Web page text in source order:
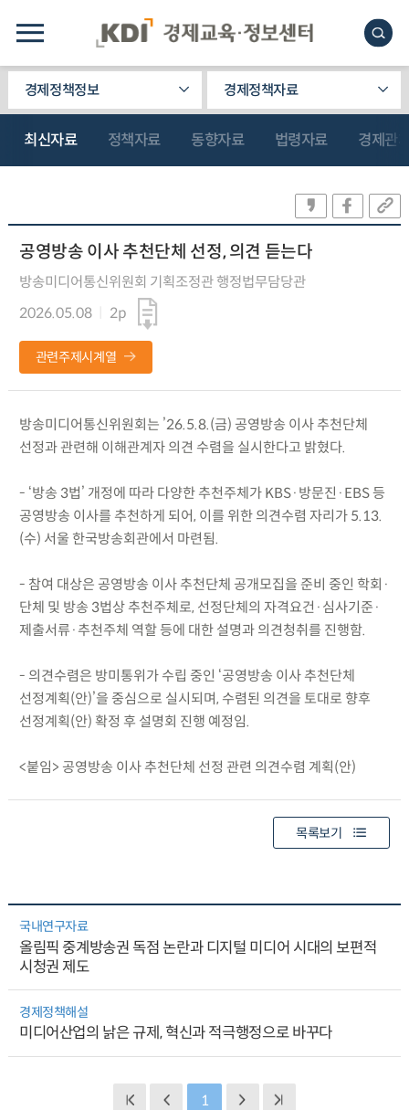
경제정책정보 경제정책자료
최신자료 정책자료 동향자료 법령자료 경제관
공영방송 이사 추천단체 선정, 의견 듣는다
방송미디어통신위원회 기획조정관 행정법무담당관
2026.05.08
2p
관련주제시계열
방송미디어통신위원회는 ’26.5.8.(금) 공영방송 이사 추천단체
선정과 관련해 이해관계자 의견 수렴을 실시한다고 밝혔다.
- ‘방송 3법’ 개정에 따라 다양한 추천주체가 KBS·방문진·EBS 등
공영방송 이사를 추천하게 되어, 이를 위한 의견수렴 자리가 5.13.
(수) 서울 한국방송회관에서 마련됨.
- 참여 대상은 공영방송 이사 추천단체 공개모집을 준비 중인 학회·
단체 및 방송 3법상 추천주체로, 선정단체의 자격요건·심사기준·
제출서류·추천주체 역할 등에 대한 설명과 의견청취를 진행함.
- 의견수렴은 방미통위가 수립 중인 ‘공영방송 이사 추천단체
선정계획(안)’을 중심으로 실시되며, 수렴된 의견을 토대로 향후
선정계획(안) 확정 후 설명회 진행 예정임.
<붙임> 공영방송 이사 추천단체 선정 관련 의견수렴 계획(안)
목록보기
국내연구자료
올림픽 중계방송권 독점 논란과 디지털 미디어 시대의 보편적
시청권 제도
경제정책해설
미디어산업의 낡은 규제, 혁신과 적극행정으로 바꾸다
1